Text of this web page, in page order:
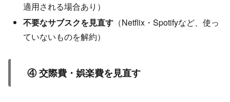
適用される場合あり）
不要なサブスクを見直す （Netflix・Spotifyなど、使っ
ていないものを解約）
④ 交際費・娯楽費を見直す